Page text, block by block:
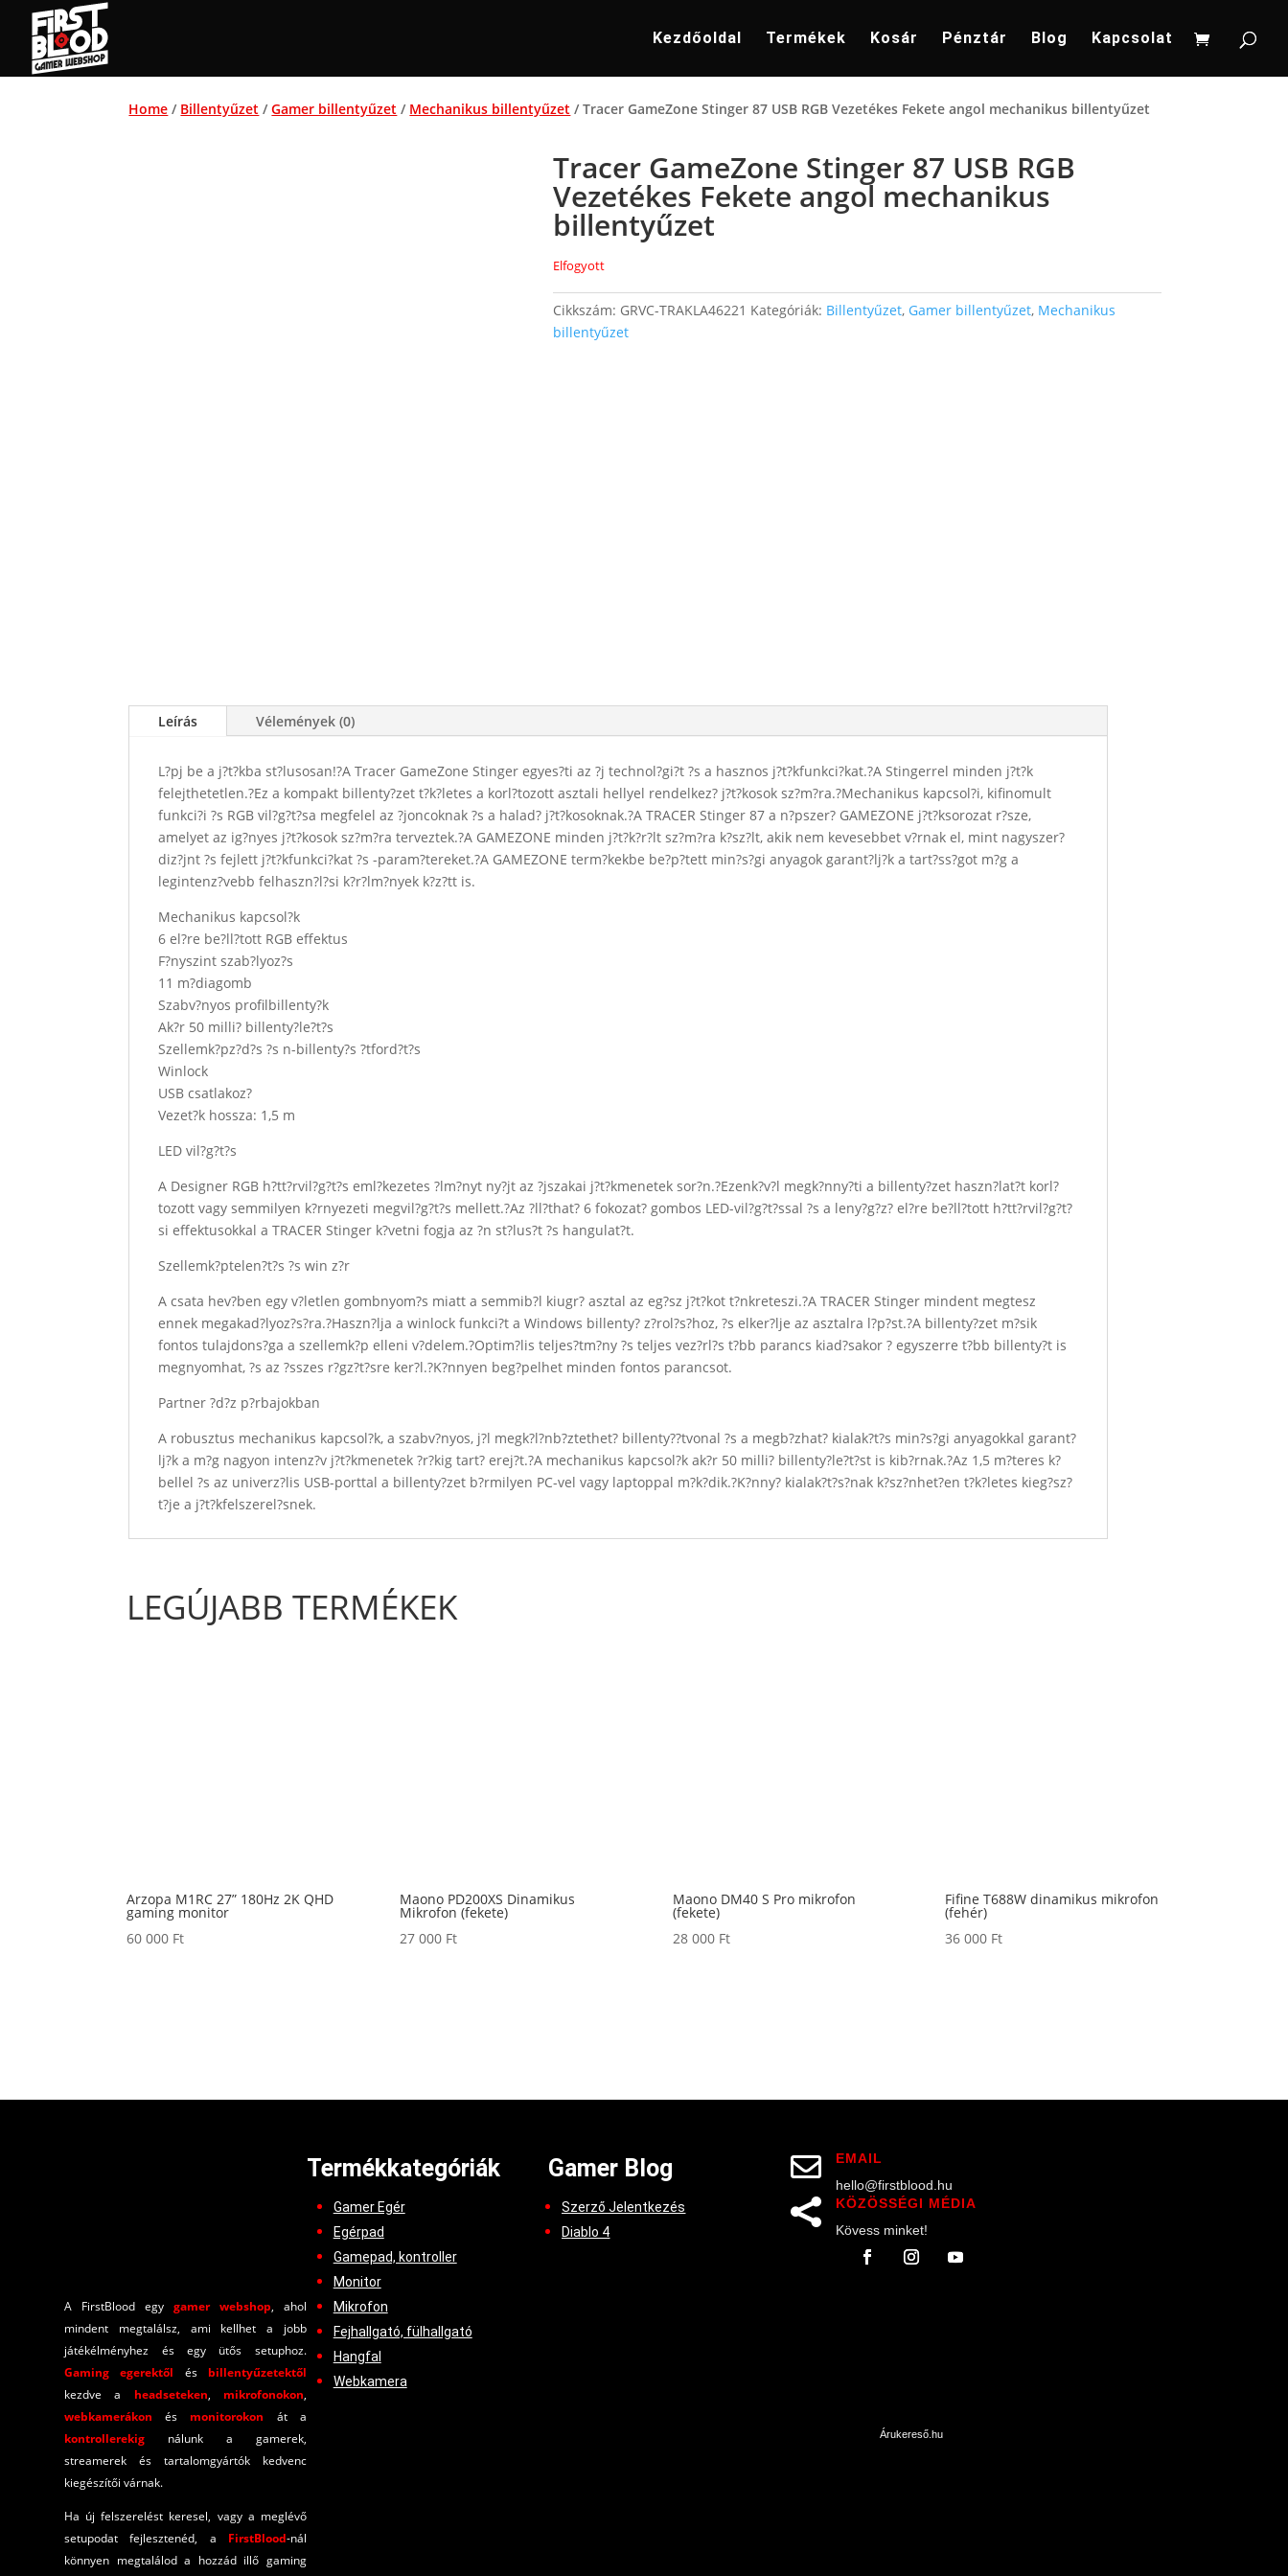
Kezdőoldal Termékek Kosár Pénztár Blog Kapcsolat
Home / Billentyűzet /Gamer billentyűzet / Mechanikus billentyűzet / Tracer GameZone Stinger 87 USB RGB Vezetékes Fekete angol mechanikus billentyűzet
Tracer GameZone Stinger 87 USB RGB
Vezetékes Fekete angol mechanikus
billentyűzet
Elfogyott
Cikkszám: GRVC-TRAKLA46221 Kategóriák: Billentyűzet, Gamer billentyűzet, Mechanikus
billentyűzet
Leírás Vélemények (0)
L?pj be a j?t?kba st?lusosan!?A Tracer GameZone Stinger egyes?ti az ?j technol?gi?t ?s a hasznos j?t?kfunkci?kat.?A Stingerrel minden j?t?k
felejthetetlen.?Ez a kompakt billenty?zet t?k?letes a korl?tozott asztali hellyel rendelkez? j?t?kosok sz?m?ra.?Mechanikus kapcsol?i, kifinomult
funkci?i ?s RGB vil?g?t?sa megfelel az ?joncoknak ?s a halad? j?t?kosoknak.?A TRACER Stinger 87 a n?pszer? GAMEZONE j?t?ksorozat r?sze,
amelyet az ig?nyes j?t?kosok sz?m?ra terveztek.?A GAMEZONE minden j?t?k?r?lt sz?m?ra k?sz?lt, akik nem kevesebbet v?rnak el, mint nagyszer?
diz?jnt ?s fejlett j?t?kfunkci?kat ?s -param?tereket.?A GAMEZONE term?kekbe be?p?tett min?s?gi anyagok garant?lj?k a tart?ss?got m?g a
legintenz?vebb felhaszn?l?si k?r?lm?nyek k?z?tt is.
Mechanikus kapcsol?k
6 el?re be?ll?tott RGB effektus
F?nyszint szab?lyoz?s
11 m?diagomb
Szabv?nyos profilbillenty?k
Ak?r 50 milli? billenty?le?t?s
Szellemk?pz?d?s ?s n-billenty?s ?tford?t?s
Winlock
USB csatlakoz?
Vezet?k hossza: 1,5 m
LED vil?g?t?s
A Designer RGB h?tt?rvil?g?t?s eml?kezetes ?lm?nyt ny?jt az ?jszakai j?t?kmenetek sor?n.?Ezenk?v?l megk?nny?ti a billenty?zet haszn?lat?t korl?
tozott vagy semmilyen k?rnyezeti megvil?g?t?s mellett.?Az ?ll?that? 6 fokozat? gombos LED-vil?g?t?ssal ?s a leny?g?z? el?re be?ll?tott h?tt?rvil?g?t?
si effektusokkal a TRACER Stinger k?vetni fogja az ?n st?lus?t ?s hangulat?t.
Szellemk?ptelen?t?s ?s win z?r
A csata hev?ben egy v?letlen gombnyom?s miatt a semmib?l kiugr? asztal az eg?sz j?t?kot t?nkreteszi.?A TRACER Stinger mindent megtesz
ennek megakad?lyoz?s?ra.?Haszn?lja a winlock funkci?t a Windows billenty? z?rol?s?hoz, ?s elker?lje az asztalra l?p?st.?A billenty?zet m?sik
fontos tulajdons?ga a szellemk?p elleni v?delem.?Optim?lis teljes?tm?ny ?s teljes vez?rl?s t?bb parancs kiad?sakor ? egyszerre t?bb billenty?t is
megnyomhat, ?s az ?sszes r?gz?t?sre ker?l.?K?nnyen beg?pelhet minden fontos parancsot.
Partner ?d?z p?rbajokban
A robusztus mechanikus kapcsol?k, a szabv?nyos, j?l megk?l?nb?ztethet? billenty??tvonal ?s a megb?zhat? kialak?t?s min?s?gi anyagokkal garant?
lj?k a m?g nagyon intenz?v j?t?kmenetek ?r?kig tart? erej?t.?A mechanikus kapcsol?k ak?r 50 milli? billenty?le?t?st is kib?rnak.?Az 1,5 m?teres k?
bellel ?s az univerz?lis USB-porttal a billenty?zet b?rmilyen PC-vel vagy laptoppal m?k?dik.?K?nny? kialak?t?s?nak k?sz?nhet?en t?k?letes kieg?sz?
t?je a j?t?kfelszerel?snek.
LEGÚJABB TERMÉKEK
Arzopa M1RC 27” 180Hz 2K QHD
gaming monitor
60 000 Ft
Maono PD200XS Dinamikus
Mikrofon (fekete)
27 000 Ft
Maono DM40 S Pro mikrofon
(fekete)
28 000 Ft
Fifine T688W dinamikus mikrofon
(fehér)
36 000 Ft
A FirstBlood egy gamer webshop, ahol
mindent megtalálsz, ami kellhet a jobb
játékélményhez és egy ütős setuphoz.
Gaming egerektől és billentyűzetektől
kezdve a headseteken, mikrofonokon,
webkamerákon és monitorokon át a
kontrollerekig nálunk a gamerek,
streamerek és tartalomgyártók kedvenc
kiegészítői várnak.
Ha új felszerelést keresel, vagy a meglévő
setupodat fejlesztenéd, a FirstBlood-nál
könnyen megtalálod a hozzád illő gaming
Termékkategóriák
Gamer Egér
Egérpad
Gamepad, kontroller
Monitor
Mikrofon
Fejhallgató, fülhallgató
Hangfal
Webkamera
Gamer Blog
Szerző Jelentkezés
Diablo 4

EMAIL
hello@firstblood.hu

KÖZÖSSÉGI MÉDIA
Kövess minket!
Árukereső.hu